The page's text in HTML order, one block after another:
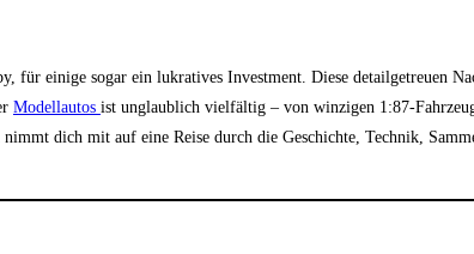
einige sogar ein lukratives Investment. Diese detailgetreuen
Modellautos ist unglaublich vielfältig – von winzigen 1:87-
dich mit auf eine Reise durch die Geschichte, Technik,